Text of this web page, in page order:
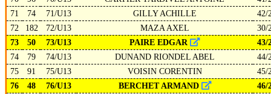
71
74 71/U13 GILLY ACHILLE
42/
72
182 72/U13 MAZA AXEL
30/
73
50 73/U13 PAIRE EDGAR
43/
74
79 74/U13 DUNAND RIONDEL ABEL
44/
75
91 75/U13 VOISIN CORENTIN
45/
76
48 76/U13 BERCHET ARMAND
46/